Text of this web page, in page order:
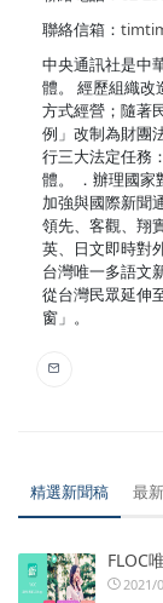
聯絡信箱：
中央通訊社是中
體。 經歷組織改
方式經營；隨著
例」改制為財團
行三大法定任務
體。 ．辦理國家
加強與國際新聞
領先、客觀、翔
英、日文即時對
台灣唯一多語文
從台灣民眾延伸
窗」。
精選新聞稿 最
FLOC
2021/